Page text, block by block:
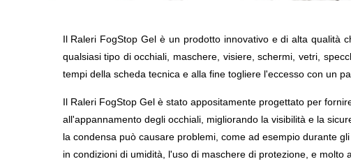
Il Raleri FogStop Gel è un prodotto innovativo e di alta qualità
qualsiasi tipo di occhiali, maschere, visiere, schermi, vetri,
tempi della scheda tecnica e alla fine togliere l'eccesso con un
Il Raleri FogStop Gel è stato appositamente progettato per
all'appannamento degli occhiali, migliorando la visibilità e la
la condensa può causare problemi, come ad esempio durante
in condizioni di umidità, l'uso di maschere di protezione, e molto